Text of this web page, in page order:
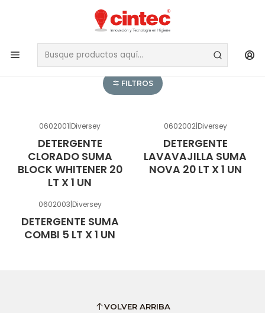
DETERGENTES -
HIGIENE DE COCINA
FILTROS
0602001|Diversey
DETERGENTE
CLORADO SUMA
BLOCK WHITENER 20
LT X 1 UN
0602002|Diversey
DETERGENTE
LAVAVAJILLA SUMA
NOVA 20 LT X 1 UN
0602003|Diversey
DETERGENTE SUMA
COMBI 5 LT X 1 UN
VOLVER ARRIBA